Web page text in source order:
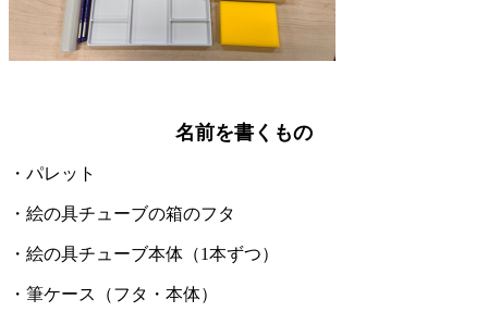
名前を書くもの
・パレット
・絵の具チューブの箱のフタ
・絵の具チューブ本体（1本ずつ）
・筆ケース（フタ・本体）